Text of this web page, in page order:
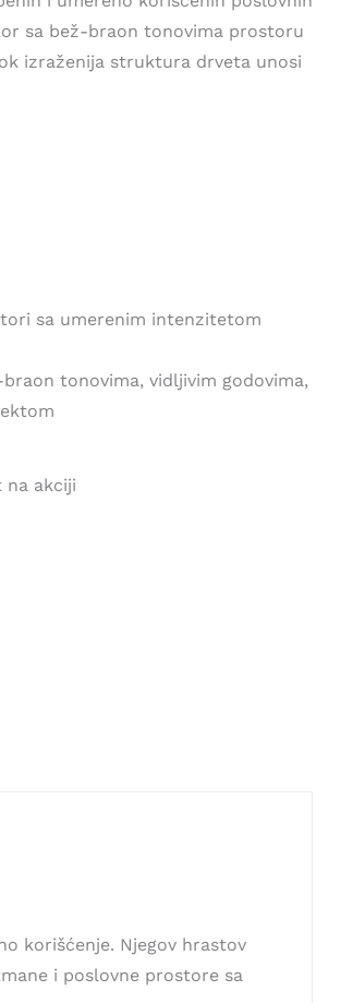
sa bež-braon tonovima prostoru
izraženija struktura drveta unosi
sa umerenim intenzitetom
tonovima, vidljivim godovima,
na akciji
korišćenje. Njegov hrastov
i poslovne prostore sa